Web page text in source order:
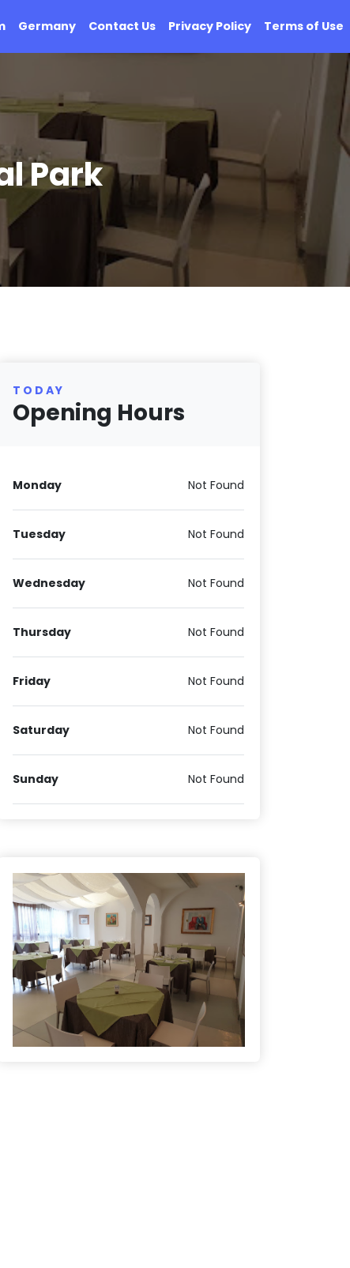
Germany Contact Us Privacy Policy Terms of Use
Park
TODAY
Opening Hours
Monday Not Found
Tuesday Not Found
Wednesday Not Found
Thursday Not Found
Friday Not Found
Saturday Not Found
Sunday Not Found